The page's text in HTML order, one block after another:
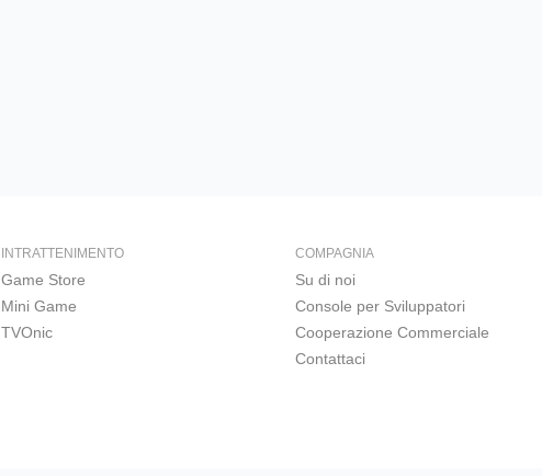
INTRATTENIMENTO
Game Store
Mini Game
TVOnic
COMPAGNIA
Su di noi
Console per Sviluppatori
Cooperazione Commerciale
Contattaci